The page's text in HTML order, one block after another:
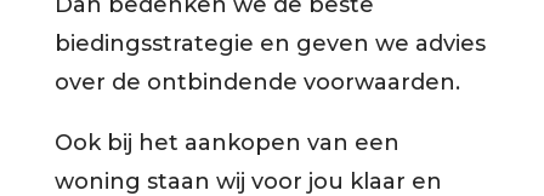
biedingsstrategie en geven we advies
over de ontbindende voorwaarden.
Ook bij het aankopen van een
woning staan wij voor jou klaar en